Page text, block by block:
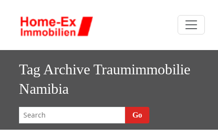
content
ome-
mit Erfolg
Tag Archive Traumimmobilie
Namibia
Go